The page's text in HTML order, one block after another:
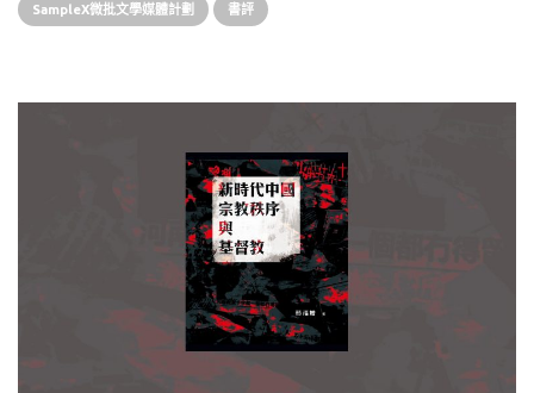
SampleX微批文學媒體計劃 書評